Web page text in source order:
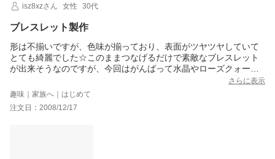
isz8xzさん
女性 30代
ブレスレット製作
形は不揃いですが、色味が揃っており、表面がツヤツヤしていて
とても綺麗でした☆このままつなげるだけで素敵なブレスレット
が出来そうなのですが、今回はがんばって水晶やローズクォーツ
やピンクオパールと組み合わせてピンク系のブレスレットが出来
さらに表示
趣味｜家族へ｜はじめて
注文日：2008/12/17